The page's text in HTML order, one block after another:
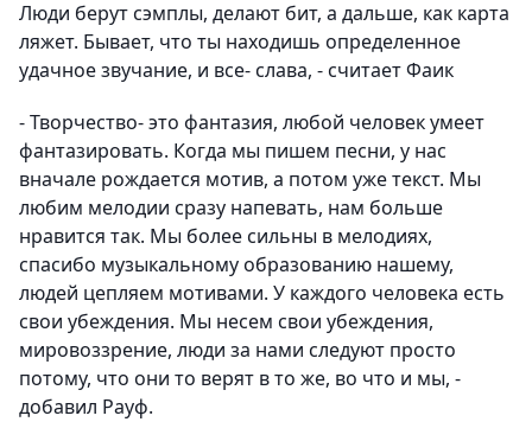
Люди берут сэмплы, делают бит, а дальше, как карта
ляжет. Бывает, что ты находишь определенное
удачное звучание, и все- слава, - считает Фаик
- Творчество- это фантазия, любой человек умеет
фантазировать. Когда мы пишем песни, у нас
вначале рождается мотив, а потом уже текст. Мы
любим мелодии сразу напевать, нам больше
нравится так. Мы более сильны в мелодиях,
спасибо музыкальному образованию нашему,
людей цепляем мотивами. У каждого человека есть
свои убеждения. Мы несем свои убеждения,
мировоззрение, люди за нами следуют просто
потому, что они то верят в то же, во что и мы, -
добавил Рауф.